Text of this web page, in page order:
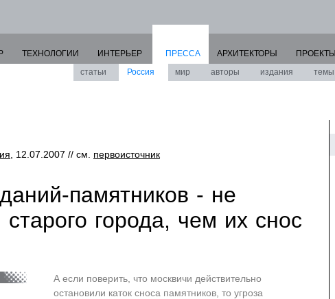
ТЕХНОЛОГИИ ИНТЕРЬЕР
ПРЕССА
статьи
Россия мир авторы издания темы
АРХИТЕКТОРЫ ПРОЕКТЫ
, 12.07.2007 // см. первоисточник
памятников - не
города, чем их снос
А если поверить, что москвичи действительно
остановили каток сноса памятников, то угроза